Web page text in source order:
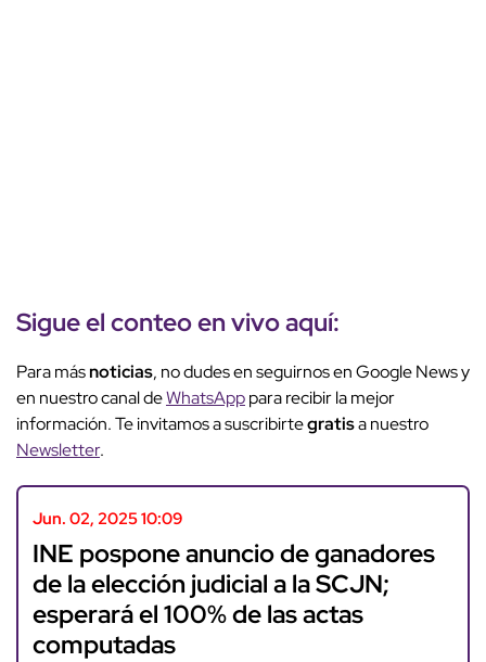
Sigue el conteo en vivo aquí:
Para másnoticias, no dudes en seguirnos en Google News y
en nuestro canal deWhatsApppara recibir la mejor
información. Te invitamos a suscribirtegratisa nuestro
Newsletter.
Jun. 02, 2025 10:09
INE pospone anuncio de ganadores
de la elección judicial a la SCJN;
esperará el 100% de las actas
computadas